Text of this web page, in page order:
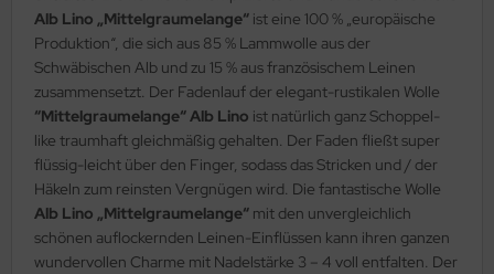
Alb Lino „Mittelgraumelange“ ist eine 100 % „europäische
Produktion“, die sich aus 85 % Lammwolle aus der
Schwäbischen Alb und zu 15 % aus französischem Leinen
zusammensetzt. Der Fadenlauf der elegant-rustikalen Wolle
“Mittelgraumelange“ Alb Lino ist natürlich ganz Schoppel-
like traumhaft gleichmäßig gehalten. Der Faden fließt super
flüssig-leicht über den Finger, sodass das Stricken und / der
Häkeln zum reinsten Vergnügen wird. Die fantastische Wolle
Alb Lino „Mittelgraumelange“ mit den unvergleichlich
schönen auflockernden Leinen-Einflüssen kann ihren ganzen
wundervollen Charme mit Nadelstärke 3 – 4 voll entfalten. Der